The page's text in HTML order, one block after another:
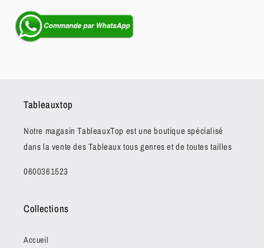
Tableauxtop
Notre magasin TableauxTop est une boutique spécialisé
dans la vente des Tableaux tous genres et de toutes tailles
0600361523
Collections
Accueil